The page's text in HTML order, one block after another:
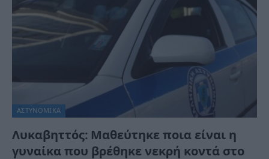
ΑΣΤΥΝΟΜΙΚΑ
Λυκαβηττός: Μαθεύτηκε ποια είναι η
γυναίκα που βρέθηκε νεκρή κοντά στο